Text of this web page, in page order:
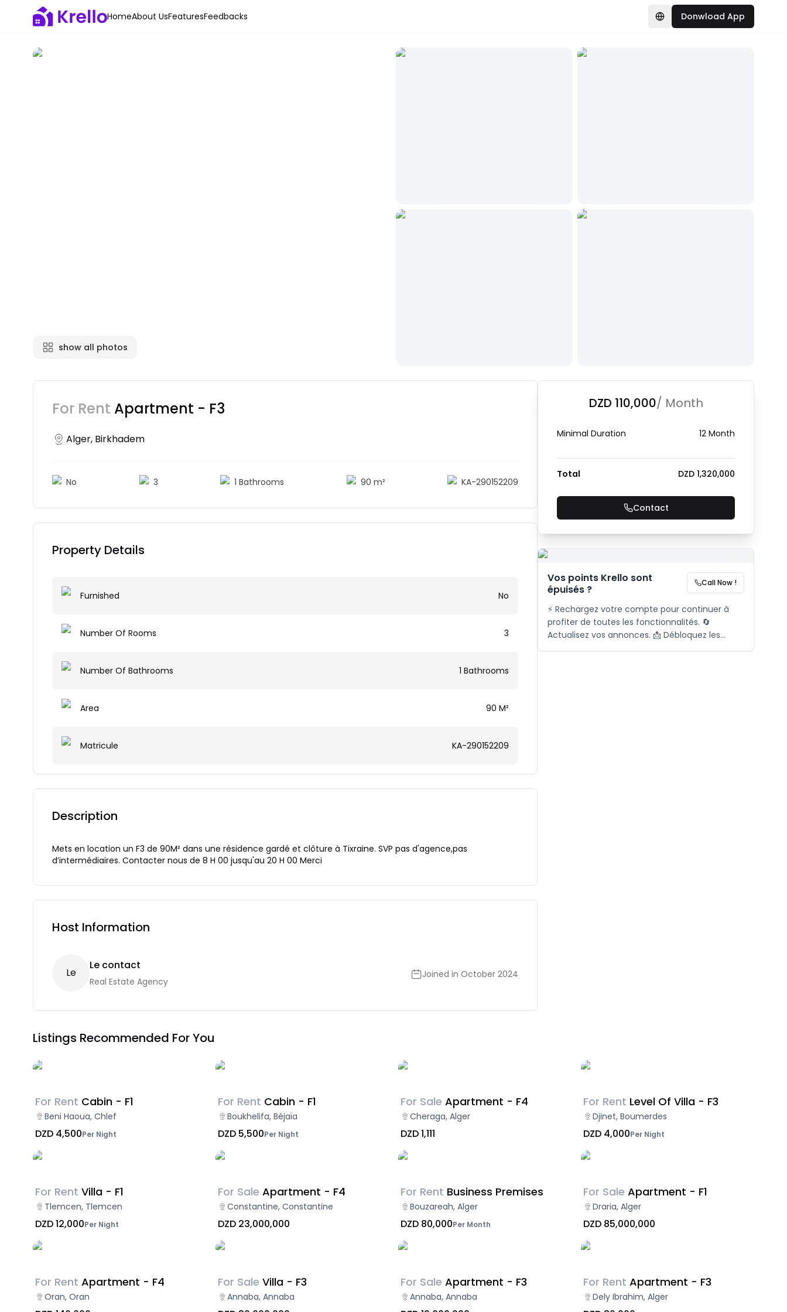
HomeAbout UsFeaturesFeedbacks Donwload App
+1
show all photos
For Rent Apartment - F3
Alger, Birkhadem
No 3 1 Bathrooms 90 m² KA-290152209
Property Details
Furnished No
Number Of Rooms 3
Number Of Bathrooms 1 Bathrooms
Area 90 M²
Matricule KA-290152209
Description
Mets en location un F3 de 90M² dans une résidence gardé et clôture à Tixraine. SVP pas d'agence,pas
d’intermédiaires. Contacter nous de 8 H 00 jusqu'au 20 H 00 Merci
Host Information
LE
Le contact
Real Estate Agency
Joined in October 2024
DZD 110,000/ Month
Minimal Duration 12 Month
Total DZD 1,320,000
Contact
Vos points Krello sont
épuisés ?
Call Now !
⚡ Rechargez votre compte pour continuer à
profiter de toutes les fonctionnalités. 🔄
Actualisez vos annonces. 📩 Débloquez les
demandes. 🎯 Activez le matching. 📞 Pour plus
Listings Recommended For You
For Rent Cabin - F1
Beni Haoua, Chlef
DZD 4,500Per Night
For Rent Cabin - F1
Boukhelifa, Béjaïa
DZD 5,500Per Night
For Sale Apartment - F4
Cheraga, Alger
DZD 1,111
For Rent Level Of Villa - F3
Djinet, Boumerdes
DZD 4,000Per Night
For Rent Villa - F1
Tlemcen, Tlemcen
DZD 12,000Per Night
For Sale Apartment - F4
Constantine, Constantine
DZD 23,000,000
For Rent Business Premises
Bouzareah, Alger
DZD 80,000Per Month
For Sale Apartment - F1
Draria, Alger
DZD 85,000,000
For Rent Apartment - F4
Oran, Oran
For Sale Villa - F3
Annaba, Annaba
For Sale Apartment - F3
Annaba, Annaba
For Rent Apartment - F3
Dely Ibrahim, Alger